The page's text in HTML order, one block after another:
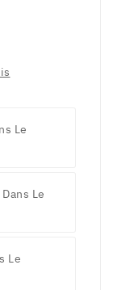
Le
Le
Le